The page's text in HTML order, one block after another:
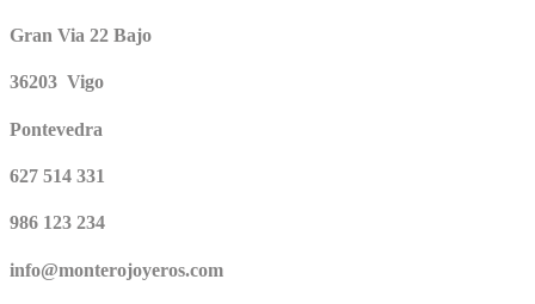
Gran Via 22 Bajo
36203 Vigo
Pontevedra
627 514 331
986 123 234
info@monterojoyeros.com